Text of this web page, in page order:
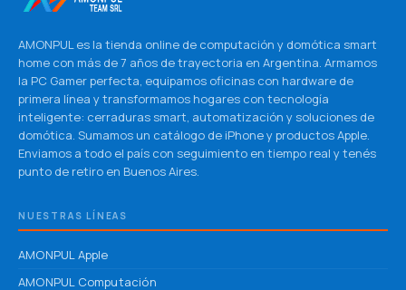
AMONPUL es la tienda online de computación y domótica smart
home con más de 7 años de trayectoria en Argentina. Armamos
la PC Gamer perfecta, equipamos oficinas con hardware de
primera línea y transformamos hogares con tecnología
inteligente: cerraduras smart, automatización y soluciones de
domótica. Sumamos un catálogo de iPhone y productos Apple.
Enviamos a todo el país con seguimiento en tiempo real y tenés
punto de retiro en Buenos Aires.
NUESTRAS LÍNEAS
AMONPUL Apple
AMONPUL Computación